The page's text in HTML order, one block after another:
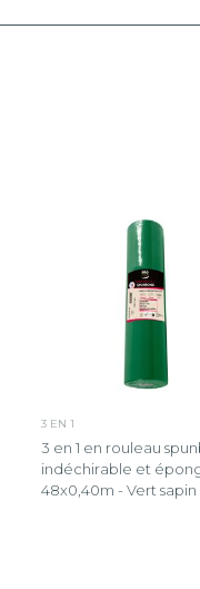
3 EN 1
3 en 1 en rouleau
indéchirable et
48x0,40m - Vert sapin